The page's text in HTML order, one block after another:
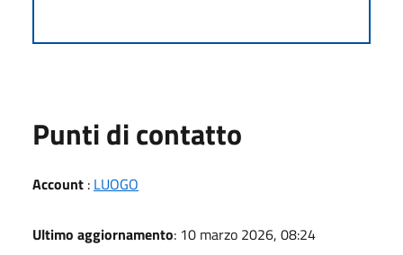
Punti di contatto
Account : LUOGO
Ultimo aggiornamento: 10 marzo 2026, 08:24